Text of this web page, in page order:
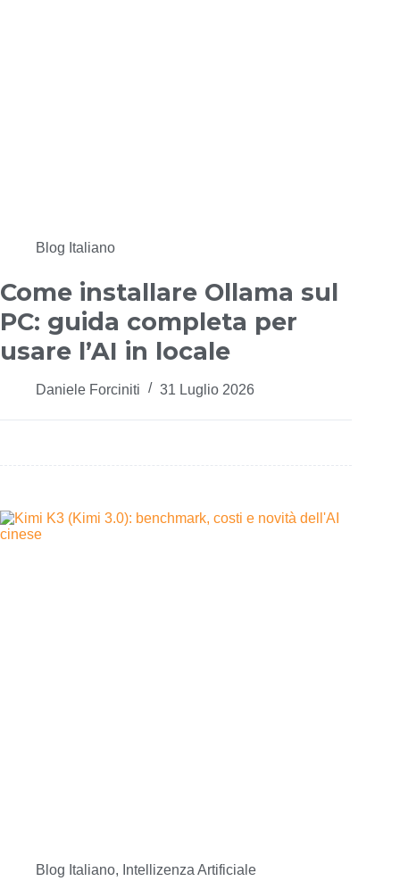
Blog Italiano
Come installare Ollama sul
PC: guida completa per
usare l’AI in locale
Daniele Forciniti 31 Luglio 2026
Blog Italiano, Intellizenza Artificiale